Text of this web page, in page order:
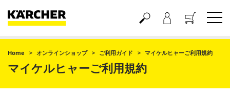
買い物かご
Home オンラインショップ ご利用ガイド マイケルヒャーご利用規約
マイケルヒャーご利用規約